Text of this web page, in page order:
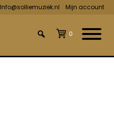
Info@solliemuziek.nl Mijn account
0